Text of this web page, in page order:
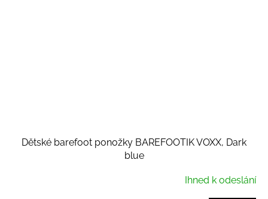
Dětské barefoot ponožky BAREFOOTIK VOXX, Dark
blue
Ihned k odeslání